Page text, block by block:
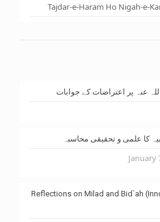
Tajdar-e-Haram Ho Nigah-e-
عنہ پر اعتراضات کے جوابات
کا علمی و تحقیقی محاسبہ
January
Reflections on Milad and Bid`ah